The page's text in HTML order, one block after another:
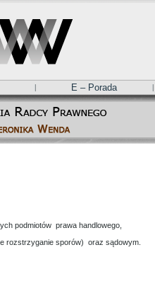
E – Porada
podmiotów prawa handlowego,
rozstrzyganie sporów) oraz sądowym.